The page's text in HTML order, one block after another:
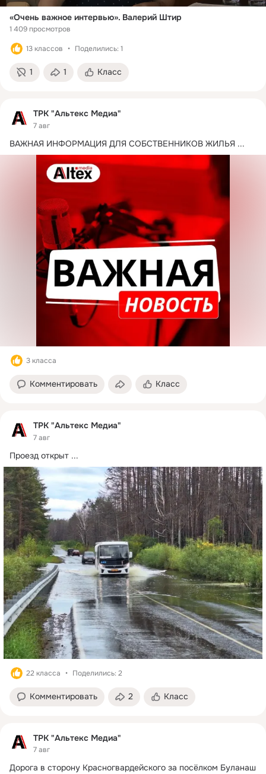
«Очень важное интервью». Валерий Штир
1 409 просмотров
13 классов Поделились: 1
1 1 Класс
ТРК "Альтекс Медиа"
7 авг
ВАЖНАЯ ИНФОРМАЦИЯ ДЛЯ СОБСТВЕННИКОВ ЖИЛЬЯ ...
3 класса
Комментировать Класс
ТРК "Альтекс Медиа"
7 авг
Проезд открыт ...
22 класса Поделились: 2
Комментировать 2 Класс
ТРК "Альтекс Медиа"
7 авг
Дорога в сторону Красногвардейского за посёлком Буланаш